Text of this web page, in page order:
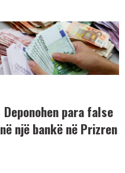
Deponohen para false
në një bankë në Prizren